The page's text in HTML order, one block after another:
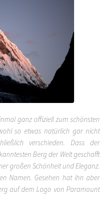
ganz offiziell zum schönsten
so etwas natürlich gar nicht
verschieden. Dass der
Berg der Welt geschafft
großen Schönheit und Eleganz.
Namen. Gesehen hat ihn aber
auf dem Logo von Paramount